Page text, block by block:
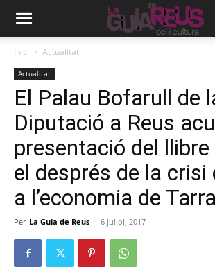
Inici Actualitat
Actualitat
El Palau Bofarull de
Diputació a Reus
presentació del llibre
el després de la crisi
a l’economia de
Per La Guia de Reus - 6 juliol, 2017